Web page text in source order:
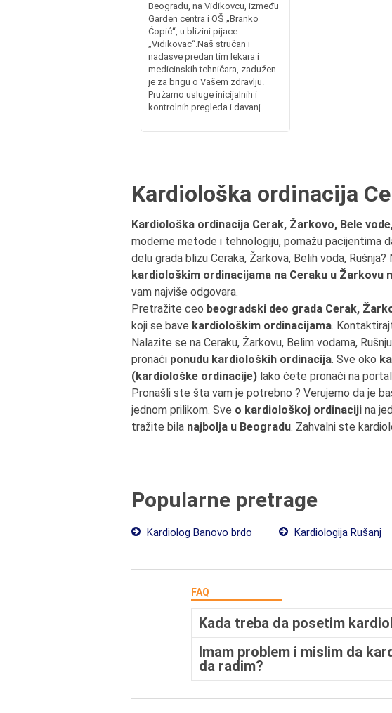
Beogradu, na Vidikovcu, između
Garden centra i OŠ „Branko
Ćopić“, u blizini pijace
„Vidikovac“.Naš stručan i
nadasve predan tim lekara i
medicinskih tehničara, zadužen
je za brigu o Vašem zdravlju.
Pružamo usluge inicijalnih i
kontrolnih pregleda i davanj...
Kardiološka ordinacija
Kardiološka ordinacija Cerak, Žarkovo, Bele
moderne metode i tehnologiju, pomažu pacijentima
delu grada blizu Ceraka, Žarkova, Belih voda,
kardiološkim ordinacijama na Ceraku u Žarkovu
vam najviše odgovara.
Pretražite ceo beogradski deo grada Cerak,
koji se bave kardiološkim ordinacijama.
Nalazite se na Ceraku, Žarkovu, Belim vodama,
pronaći ponudu kardioloških ordinacija. Sve oko
(kardiološke ordinacije) lako ćete pronaći na
Pronašli ste šta vam je potrebno ? Verujemo da je
jednom prilikom. Sve o kardiološkoj ordinaciji na
tražite bila najbolja u Beogradu. Zahvalni ste
Popularne pretrage
Kardiolog Banovo brdo Kardiologija Rušanj
FAQ
Kada treba da posetim
Imam problem i mislim da
da radim?